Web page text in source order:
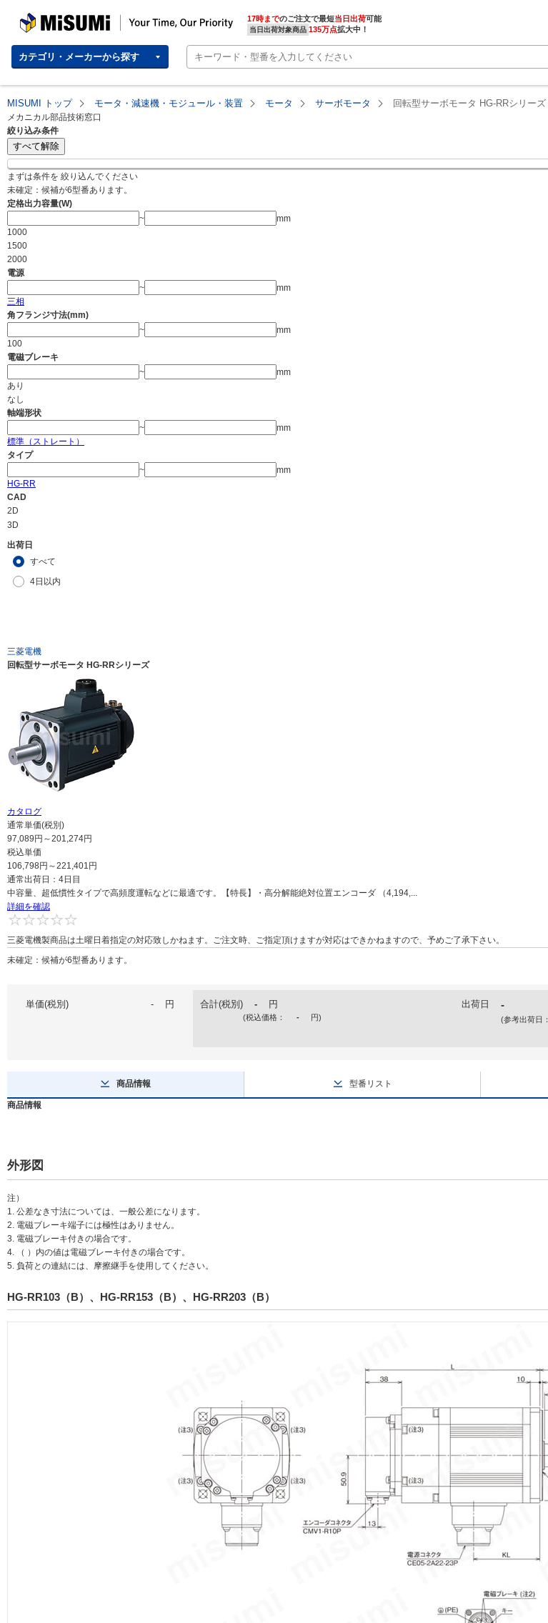
MISUMI | Your Time, Our Priority 17時までのご注文で最短当日出荷
当日出荷対象商品 135万点拡大中！
カテゴリ・メーカーから探す
MISUMI トップ モータ・減速機・モジュール・装置 モータ サーボモータ 回転型サーボモータ HG-RRシリーズ
メカニカル部品技術窓口
絞り込み条件
すべて解除
まずは条件を 絞り込んでください
未確定：候補が6型番あります。
定格出力容量(W)
~
mm
1000
1500
2000
電源
~
mm
三相
角フランジ寸法(mm)
~
mm
100
電磁ブレーキ
~
mm
あり
なし
軸端形状
~
mm
標準（ストレート）
タイプ
~
mm
HG-RR
CAD
2D
3D
出荷日
すべて
4日以内
三菱電機
回転型サーボモータ HG-RRシリーズ
カタログ
通常単価(税別)
97,089円 ～201,274円
税込単価
106,798円 ～221,401 円
通常出荷日： 4日目
中容量、超低慣性タイプで高頻度運転などに最適です。【特長】・高分解能絶対位置エンコーダ （4,194,...
詳細を確認
三菱電機製商品は土曜日着指定の対応致しかねます。ご注文時、ご指定頂けますが対応はできかねますので、予めご了承下さい。
未確定：候補が6型番あります。
単価(税別) - 円 合計(税別) - 円
(税込価格： - 円)
出荷日 -
(参考出荷日：
商品情報 型番リスト
商品情報
外形図
注）
1. 公差なき寸法については、一般公差になります。
2. 電磁ブレーキ端子には極性はありません。
3. 電磁ブレーキ付きの場合です。
4. （ ）内の値は電磁ブレーキ付きの場合です。
5. 負荷との連結には、摩擦継手を使用してください。
HG-RR103（B）、HG-RR153（B）、HG-RR203（B）